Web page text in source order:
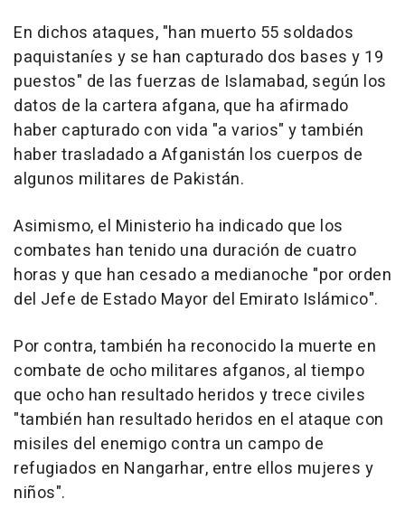
En dichos ataques, "han muerto 55 soldados
paquistaníes y se han capturado dos bases y 19
puestos" de las fuerzas de Islamabad, según los
datos de la cartera afgana, que ha afirmado
haber capturado con vida "a varios" y también
haber trasladado a Afganistán los cuerpos de
algunos militares de Pakistán.
Asimismo, el Ministerio ha indicado que los
combates han tenido una duración de cuatro
horas y que han cesado a medianoche "por orden
del Jefe de Estado Mayor del Emirato Islámico".
Por contra, también ha reconocido la muerte en
combate de ocho militares afganos, al tiempo
que ocho han resultado heridos y trece civiles
"también han resultado heridos en el ataque con
misiles del enemigo contra un campo de
refugiados en Nangarhar, entre ellos mujeres y
niños".